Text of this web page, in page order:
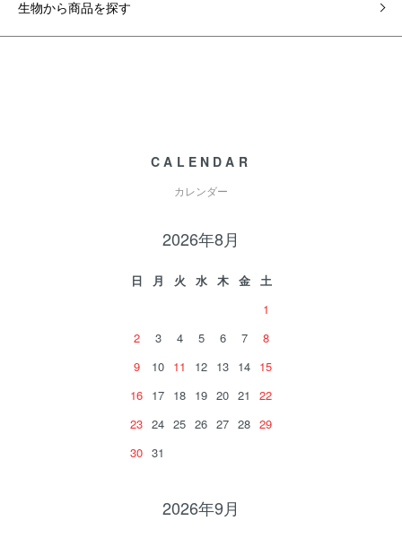
生物から商品を探す
CALENDAR
カレンダー
2026年8月
日 月 火 水 木 金
土
1
2
3 4 5 6 7
8
9
10 11 12 13 14 15
16 17 18 19 20 21
22
23 24 25 26 27 28 29
30 31
2026年9月